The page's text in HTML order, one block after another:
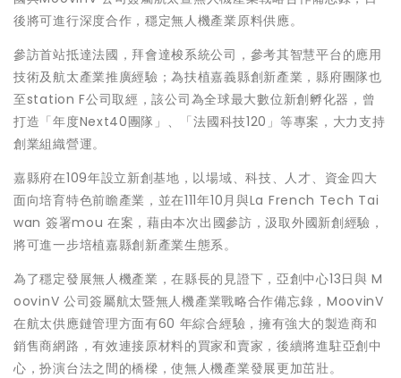
後將可進行深度合作，穩定無人機產業原料供應。
參訪首站抵達法國，拜會達梭系統公司，參考其智慧平台的應用
技術及航太產業推廣經驗；為扶植嘉義縣創新產業，縣府團隊也
至station F公司取經，該公司為全球最大數位新創孵化器，曾
打造「年度Next40團隊」、「法國科技120」等專案，大力支持
創業組織營運。
嘉縣府在109年設立新創基地，以場域、科技、人才、資金四大
面向培育特色前瞻產業，並在111年10月與La French Tech Tai
wan 簽署mou 在案，藉由本次出國參訪，汲取外國新創經驗，
將可進一步培植嘉縣創新產業生態系。
為了穩定發展無人機產業，在縣長的見證下，亞創中心13日與 M
oovinV 公司簽屬航太暨無人機產業戰略合作備忘錄，MoovinV
在航太供應鏈管理方面有60 年綜合經驗，擁有強大的製造商和
銷售商網路，有效連接原材料的買家和賣家，後續將進駐亞創中
心，扮演台法之間的橋樑，使無人機產業發展更加茁壯。